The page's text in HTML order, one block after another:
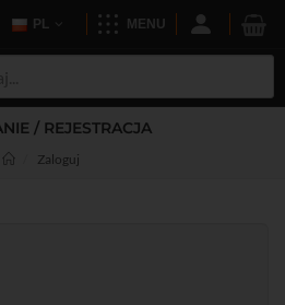
PL MENU
/ REJESTRACJA
Zaloguj